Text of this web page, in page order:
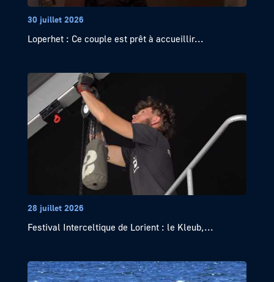
30 juillet 2026
Loperhet : Ce couple est prêt à accueillir...
28 juillet 2026
Festival Interceltique de Lorient : le Kleub,...